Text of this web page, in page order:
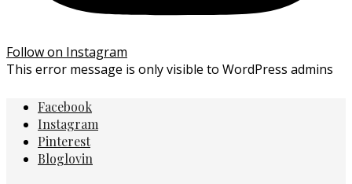
Follow on Instagram
This error message is only visible to WordPress admins
Facebook
Instagram
Pinterest
Bloglovin